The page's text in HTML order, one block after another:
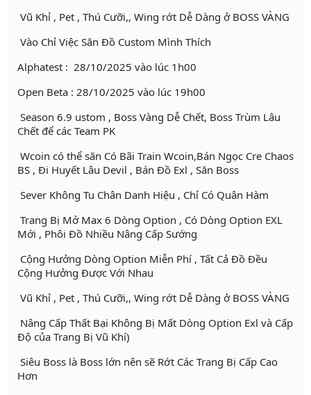
Vũ Khỉ , Pet , Thú Cưỡi,, Wing rớt Dễ Dàng ở BOSS VÀNG
Vào Chỉ Việc Săn Đồ Custom Mình Thích
Alphatest : 28/10/2025 vào lúc 1h00
Open Beta : 28/10/2025 vào lúc 19h00
Season 6.9 ustom , Boss Vàng Dễ Chết, Boss Trùm Lâu
Chết để các Team PK
Wcoin có thể săn Có Bãi Train Wcoin,Bán Ngọc Cre Chaos
BS , Đi Huyết Lâu Devil , Bán Đồ Exl , Săn Boss
Sever Không Tu Chân Danh Hiệu , Chỉ Có Quân Hàm
Trang Bị Mở Max 6 Dòng Option , Có Dòng Option EXL
Mới , Phôi Đồ Nhiều Nâng Cấp Sướng
Cộng Hưởng Dòng Option Miễn Phí , Tất Cả Đồ Đều
Cộng Hưởng Được Với Nhau
Vũ Khỉ , Pet , Thú Cưỡi,, Wing rớt Dễ Dàng ở BOSS VÀNG
Nâng Cấp Thất Bại Không Bị Mất Dòng Option Exl và Cấp
Độ của Trang Bị Vũ Khí)
Siêu Boss là Boss lớn nên sẽ Rớt Các Trang Bị Cấp Cao
Hơn